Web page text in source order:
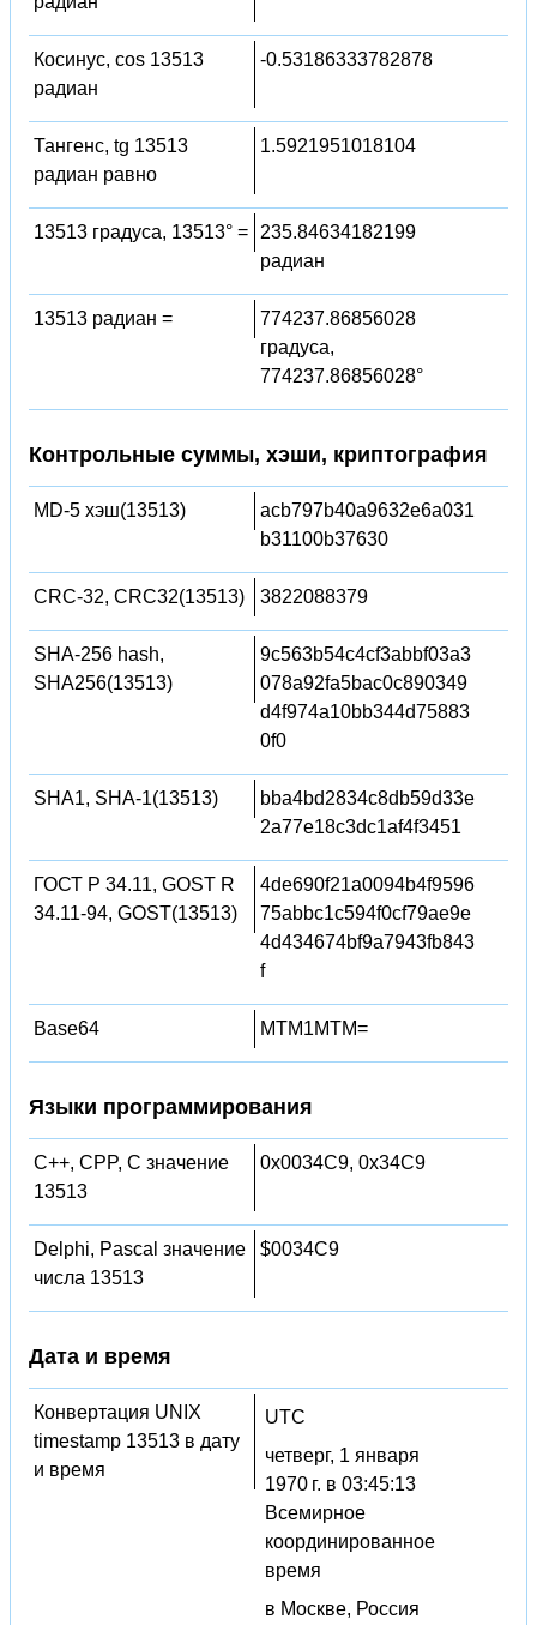
Косинус, cos 13513
радиан
-0.53186333782878
Тангенс, tg 13513
радиан равно
1.5921951018104
13513 градуса, 13513° =
235.84634182199
радиан
13513 радиан =
774237.86856028
градуса,
774237.86856028°
Контрольные суммы, хэши, криптография
MD-5 хэш(13513)
acb797b40a9632e6a031
b31100b37630
CRC-32, CRC32(13513) 3822088379
SHA-256 hash,
SHA256(13513)
9c563b54c4cf3abbf03a3
078a92fa5bac0c890349
d4f974a10bb344d75883
0f0
SHA1, SHA-1(13513)
bba4bd2834c8db59d33e
2a77e18c3dc1af4f3451
ГОСТ Р 34.11, GOST R
34.11-94, GOST(13513)
4de690f21a0094b4f9596
75abbc1c594f0cf79ae9e
4d434674bf9a7943fb843
f
Base64 MTM1MTM=
Языки программирования
C++, CPP, C значение
13513
0x0034C9, 0x34C9
Delphi, Pascal значение
числа 13513
$0034C9
Дата и время
Конвертация UNIX
timestamp 13513 в дату
и время
UTC
четверг, 1 января
1970 г. в 03:45:13
Всемирное
координированное
время
в Москве, Россия